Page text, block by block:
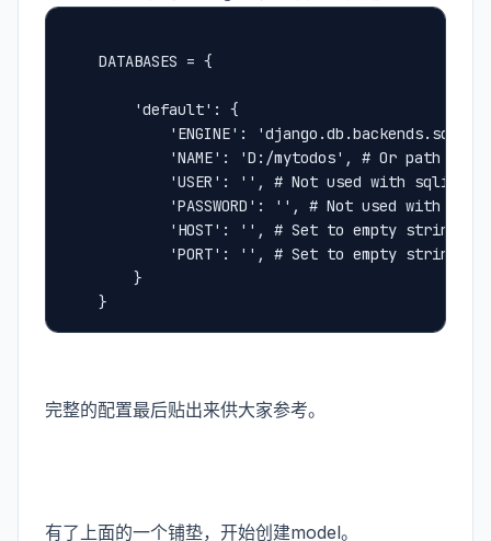
    DATABASES = {
        'default': {
'ENGINE':
'NAME': 'D:/mytodos', # Or path to
            'USER': '', # Not used with sqlite3.
'PASSWORD': '', # Not used with
'HOST': '', # Set to empty string
'PORT': '', # Set to empty string
        }
    }
完整的配置最后贴出来供大家参考。
有了上面的一个铺垫，开始创建model。